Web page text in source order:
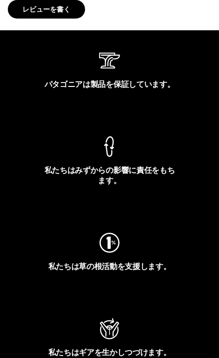
レビューを書く
パタゴニアは製品を保証しています。
私たちはみずからの影響に責任をもち
ます。
私たちは草の根活動を支援します。
私たちはギアを生かしつづけます。